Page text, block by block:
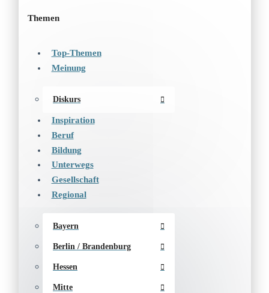
Themen
Top-Themen
Meinung
Diskurs
Inspiration
Beruf
Bildung
Unterwegs
Gesellschaft
Regional
Bayern
Berlin / Brandenburg
Hessen
Mitte